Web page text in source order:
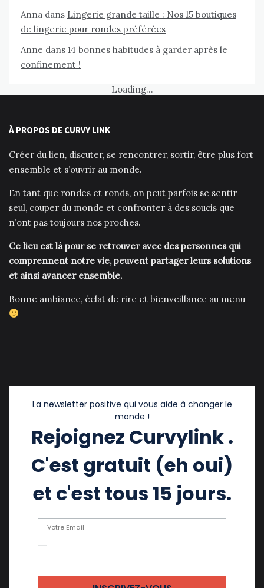
Anna dans Lingerie grande taille : Nos 15 boutiques
de lingerie pour rondes préférées
Anne dans 14 bonnes habitudes à garder après le
confinement !
Loading...
À PROPOS DE CURVY LINK
Créer du lien, discuter, se rencontrer, sortir, être plus fort
ensemble et s’ouvrir au monde.
En tant que rondes et ronds, on peut parfois se sentir
seul, couper du monde et confronter à des soucis que
n’ont pas toujours nos proches.
Ce lieu est là pour se retrouver avec des personnes qui
comprennent notre vie, peuvent partager leurs solutions
et ainsi avancer ensemble.
Bonne ambiance, éclat de rire et bienveillance au menu
La newsletter positive qui vous aide à changer le
monde !
Rejoignez Curvylink .
C'est gratuit (eh oui)
et c'est tous 15 jours.